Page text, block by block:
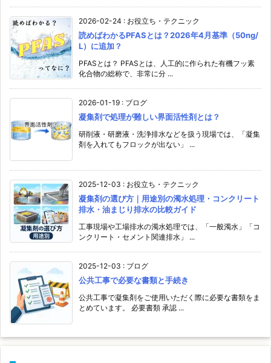
2026-02-24 : お役立ち・テクニック
読めばわかるPFASとは？2026年4月基準（50ng/
L）に追加？
PFASとは？ PFASとは、人工的に作られた有機フッ素
化合物の総称で、非常に分 ...
2026-01-19 : ブログ
凝集剤で処理が難しい界面活性剤とは？
研削液・研磨液・洗浄排水などを扱う現場では、「凝集
剤を入れてもフロックが出ない」 ...
2025-12-03 : お役立ち・テクニック
凝集剤の選び方｜用途別の濁水処理・コンクリート
排水・油まじり排水の比較ガイド
工事現場や工場排水の濁水処理では、「一般濁水」「コ
ンクリート・セメント関連排水」 ...
2025-12-03 : ブログ
公共工事で必要な書類と手続き
公共工事で凝集剤をご使用いただく際に必要な書類をま
とめています。 必要書類 承認 ...